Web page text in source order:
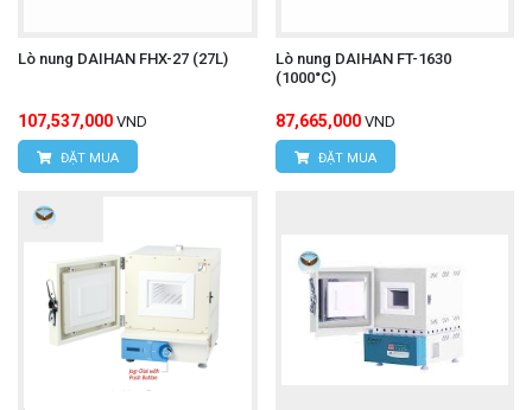
Lò nung DAIHAN FHX-27 (27L)
107,537,000 VND
ĐẶT MUA
Lò nung DAIHAN FT-1630
(1000°C)
87,665,000 VND
ĐẶT MUA